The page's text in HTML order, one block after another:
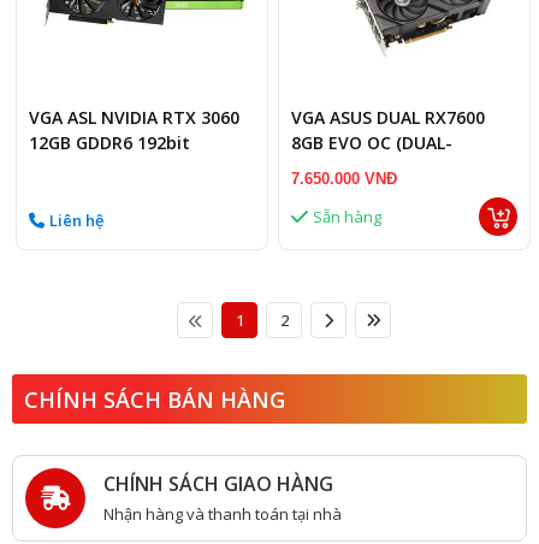
VGA ASL NVIDIA RTX 3060
12GB GDDR6 192bit
Liên hệ
VGA ASUS DUAL RX7600
8GB EVO OC (DUAL-
RX7600-O8G-EVO)
7.650.000 VNĐ
Sẵn hàng
1 2
CHÍNH SÁCH BÁN HÀNG
CHÍNH SÁCH GIAO HÀNG
Nhận hàng và thanh toán tại nhà